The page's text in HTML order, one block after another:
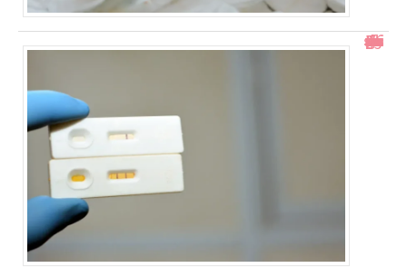
Test de grossesse positif mais prise de sang négative : explications